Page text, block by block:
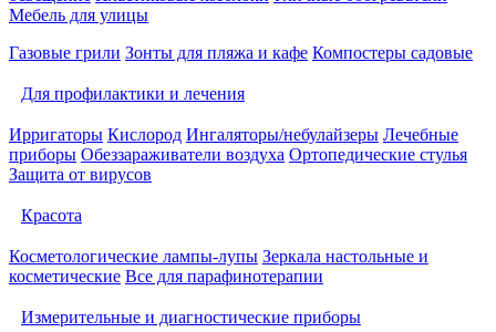
Мебель для улицы
Газовые грили Зонты для пляжа и кафе Компостеры садовые
Для профилактики и лечения
Ирригаторы Кислород Ингаляторы/небулайзеры Лечебные
приборы Обеззараживатели воздуха Ортопедические стулья
Защита от вирусов
Красота
Косметологические лампы-лупы Зеркала настольные и
косметические Все для парафинотерапии
Измерительные и диагностические приборы